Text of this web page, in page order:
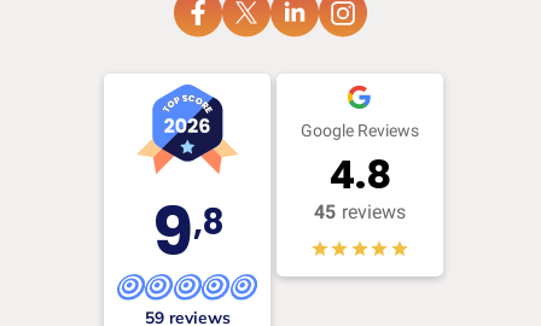
9,8
59 reviews
Google Reviews
4.8
45 reviews